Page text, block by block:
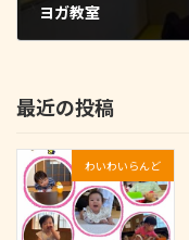
ヨガ教室
最近の投稿
わいわいらんど